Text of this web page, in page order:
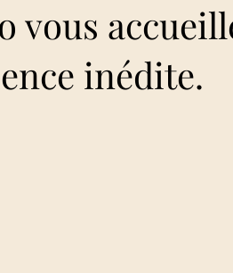
vous
inédite.